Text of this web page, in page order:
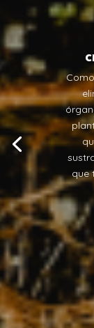
que